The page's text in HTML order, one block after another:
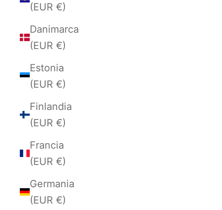
(EUR €)
Danimarca
(EUR €)
Estonia
(EUR €)
Finlandia
(EUR €)
Francia
(EUR €)
Germania
(EUR €)